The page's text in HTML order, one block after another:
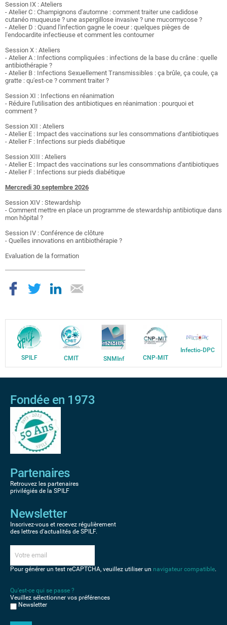
Session IX : Ateliers
- Atelier C : Champignons d'automne : comment traiter une cadidose
cutanéo muqueuse ? une aspergillose invasive ? une mucormycose ?
- Atelier D : Quand l'infection gagne le coeur : quelques pièges de
l'endocardite infectieuse et comment les contourner
Session X : Ateliers
- Atelier A : Infections compliquées : infections de la base du crâne : quelle
antibiothérapie ?
- Atelier B : Infections Sexuellement Transmissibles : ça brûle, ça coule, ça
gratte : qu'est-ce ? comment traiter ?
Session XI : Infections en réanimation
- Réduire l'utilisation des antibiotiques en réanimation : pourquoi et
comment ?
Session XII : Ateliers
- Atelier E : Impact des vaccinations sur les consommations d'antibiotiques
- Atelier F : Infections sur pieds diabétique
Session XIII : Ateliers
- Atelier E : Impact des vaccinations sur les consommations d'antibiotiques
- Atelier F : Infections sur pieds diabétique
Mercredi 30 septembre 2026
Session XIV : Stewardship
- Comment mettre en place un programme de stewardship antibiotique dans
mon hôpital ?
Session IV : Conférence de clôture
- Quelles innovations en antibiothérapie ?
Evaluation de la formation
SPILF CMIT SNMInf CNP-MIT
Infectio-DPC
Fondée en 1973
Partenaires
Retrouvez les partenaires
privilégiés de la SPILF
Newsletter
Inscrivez-vous et recevez régulièrement
des lettres d'actualités de SPILF.
Pour générer un test reCAPTCHA, veuillez utiliser un navigateur compatible.
Qu'est-ce qui se passe ?
Veuillez sélectionner vos préférences
Newsletter